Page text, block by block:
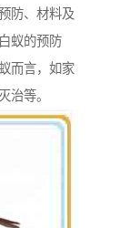
防、材料及
蚁的预防
而言，如家
治等。